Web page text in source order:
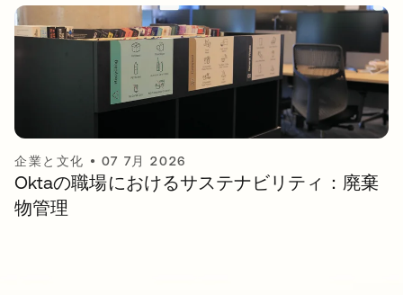
企業と文化 • 07 7月 2026
Oktaの職場におけるサステナビリティ：廃棄
物管理